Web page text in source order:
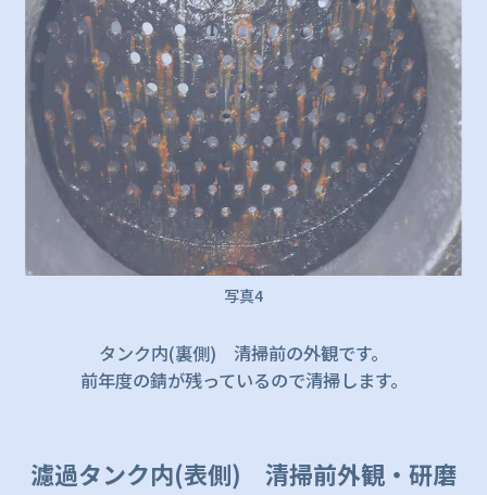
写真4
タンク内(裏側) 清掃前の外観です。
前年度の錆が残っているので清掃します。
濾過タンク内(表側) 清掃前外観・研磨